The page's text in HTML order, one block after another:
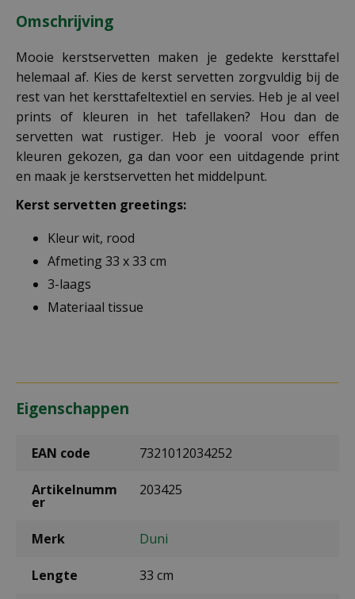
Omschrijving
Mooie kerstservetten maken je gedekte kersttafel
helemaal af. Kies de kerst servetten zorgvuldig bij de
rest van het kersttafeltextiel en servies. Heb je al veel
prints of kleuren in het tafellaken? Hou dan de
servetten wat rustiger. Heb je vooral voor effen
kleuren gekozen, ga dan voor een uitdagende print
en maak je kerstservetten het middelpunt.
Kerst servetten greetings:
Kleur wit, rood
Afmeting 33 x 33 cm
3-laags
Materiaal tissue
Eigenschappen
EAN code 7321012034252
Artikelnumm
er
203425
Merk Duni
Lengte 33 cm